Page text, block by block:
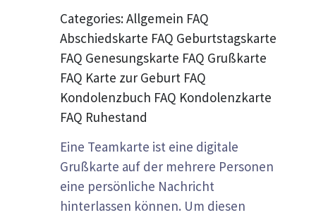
Categories: Allgemein FAQ
Abschiedskarte FAQ Geburtstagskarte
FAQ Genesungskarte FAQ Grußkarte
FAQ Karte zur Geburt FAQ
Kondolenzbuch FAQ Kondolenzkarte
FAQ Ruhestand
Eine Teamkarte ist eine digitale
Grußkarte auf der mehrere Personen
eine persönliche Nachricht
hinterlassen können. Um diesen